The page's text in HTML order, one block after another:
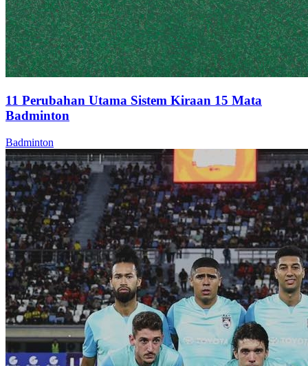
11 Perubahan Utama Sistem Kiraan 15 Mata
Badminton
Badminton